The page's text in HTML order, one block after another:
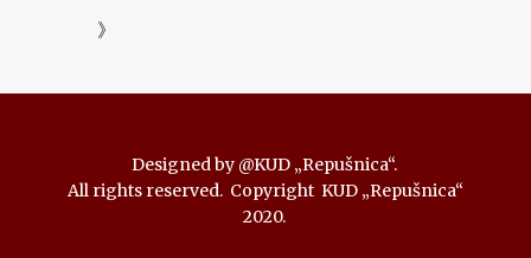
》
Designed by @KUD „Repušnica“.
All rights reserved. Copyright KUD „Repušnica“
2020.